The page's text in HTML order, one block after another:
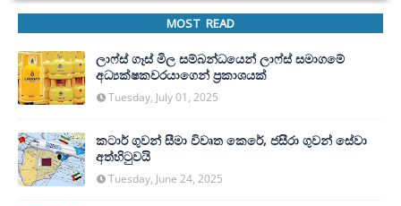
MOST READ
ලාෆ්ස් ගෑස් මිල සම්බන්ධයෙන් ලාෆ්ස් සමාගමේ
අධ්‍යක්ෂකවරයාගෙන් ප්‍රකාශයක්
Tuesday, July 01, 2025
කටාර් ගුවන් සීමා විවෘත කෙරේ, ජසීරා ගුවන් සේවා
අත්හි‍ටුවයි
Tuesday, June 24, 2025